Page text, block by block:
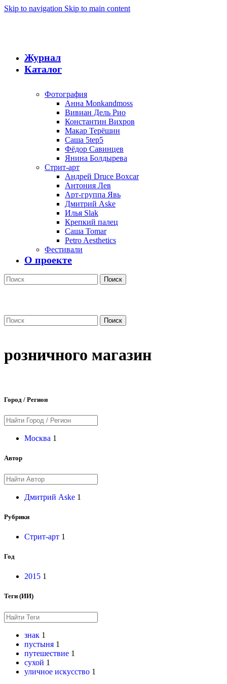
Skip to navigation Skip to main content
Журнал
Каталог
Фотография
Анна Monkandmoss
Вивиан Дель Рио
Константин Вихров
Макар Терёшин
Саша 5tep5
Фёдор Савинцев
Янина Болдырева
Стрит-арт
Андрей Druce Boxcar
Антония Лев
Арт-группа Явь
Дмитрий Aske
Илья Slak
Крепкий палец
Саша Tomar
Petro Aesthetics
Фестивали
О проекте
Поиск
Поиск
розничного магазин
Город / Регион
Москва 1
Автор
Дмитрий Aske 1
Рубрики
Стрит-арт 1
Год
2015 1
Теги (ИИ)
знак 1
пустыня 1
путешествие 1
сухой 1
уличное искусство 1